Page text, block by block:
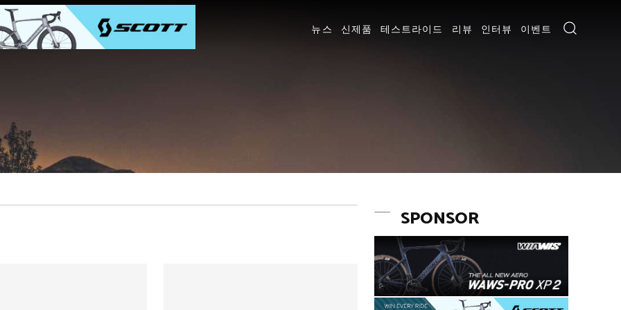
뉴스 신제품 테스트라이드 리뷰 인터뷰 이벤트
SPONSOR